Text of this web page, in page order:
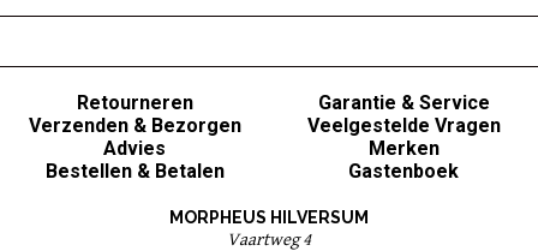
Retourneren
Verzenden & Bezorgen
Advies
Bestellen & Betalen
Garantie & Service
Veelgestelde Vragen
Merken
Gastenboek
MORPHEUS HILVERSUM
Vaartweg 4